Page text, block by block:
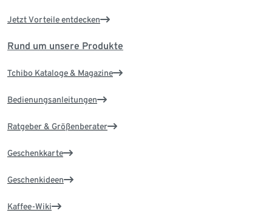
Jetzt Vorteile entdecken
Rund um unsere Produkte
Tchibo Kataloge & Magazine
Bedienungsanleitungen
Ratgeber & Größenberater
Geschenkkarte
Geschenkideen
Kaffee-Wiki